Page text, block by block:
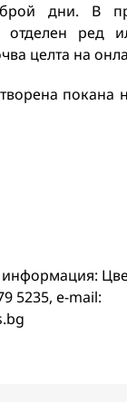
дни. В
отделен ред
целта на
покана
информация:
5235, e-mail: